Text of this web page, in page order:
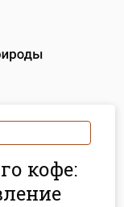
кофе: